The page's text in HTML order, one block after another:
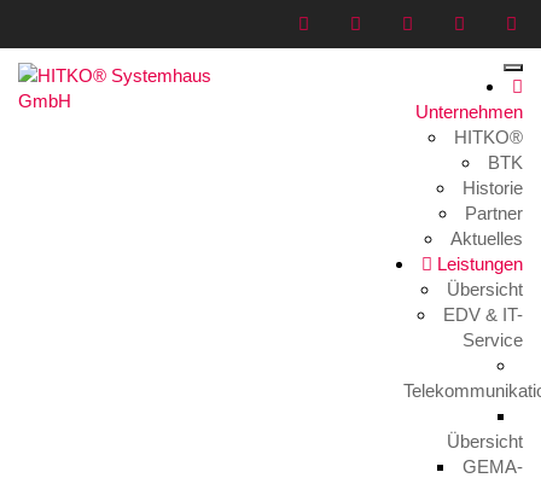
Unternehmen
HITKO®
BTK
Historie
Partner
Aktuelles
Leistungen
Übersicht
EDV & IT-
Service
Übersicht
GEMA-